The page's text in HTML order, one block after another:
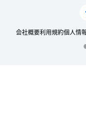
会社概要利用規約個人情